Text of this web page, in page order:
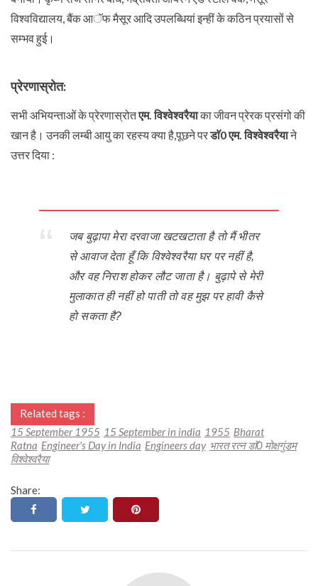
विश्वविद्यालय, बैंक आॅफ मैसूर आदि उपलब्धियां इन्हीं के कठिन प्रयासों से
सम्भव हुई।
प्रेरणास्रोत:
सभी अभियन्ताओं के प्रेरणास्रोतएम. विश्वेश्वरैयाका जीवन प्रेरक प्रसंगो की
खान है। उनकी लम्बी आयु का रहस्य क्या है,पूछने परडाॅ0 एम. विश्वेश्वरैयाने
उत्तर दिया :
जब बुढ़ापा मेरा दरवाजा खटखटाता है तो मैं भीतर
से आवाज देता हूँ कि विश्वेश्वरैया घर पर नहीं है,
और वह निराश होकर लौट जाता है। बुढ़ापे से मेरी
मुलाकात ही नहीं हो पाती तो वह मुझ पर हावी कैसे
हो सकता है?
Related tags :
15 September 1955 15 September in india 1955 Bharat
Ratna Engineer's Day in India Engineers day भारत रत्न डाॅ0 मोक्षगुंडम
विश्वेश्वरैया
Share: